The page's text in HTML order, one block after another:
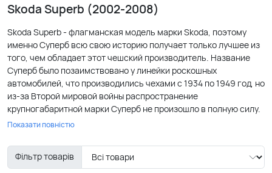
Skoda Superb (2002-2008)
Skoda Superb - флагманская модель марки Skoda, поэтому
именно Суперб всю свою историю получает только лучшее из
того, чем обладает этот чешский производитель. Название
Суперб было позаимствовано у линейки роскошных
автомобилей, что производились чехами с 1934 по 1949 год, но
из-за Второй мировой войны распространение
крупногабаритной марки Суперб не произошло в полную силу.
Через шестьдесят лет новое авто со старым названием вновь
Супер б только в 2000 году. Уникальной особенностью
автомобиля является просторный салон. В 2006 году модель
Показати повністю
Фільтр товарів